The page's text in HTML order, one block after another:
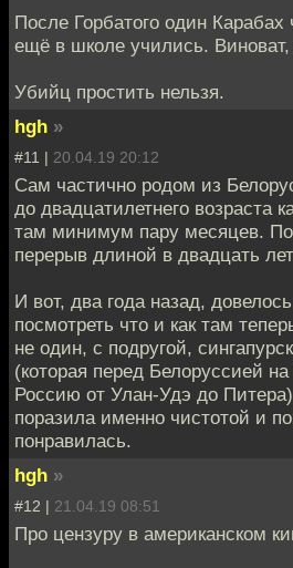
После Горбатого один Карабах
ещё в школе учились.
Убийц простить нельзя.
hgh »
#11 | 20.04.19 20:12
Сам частично родом из
до двадцатилетнего возраста
там минимум пару месяцев.
перерыв длиной в двадцать
И вот, два года назад,
посмотреть что и как там
не один, с подругой,
(которая перед Белоруссией
Россию от Улан-Удэ до
поразила именно чистотой и
понравилась.
hgh »
#12 | 21.04.19 08:51
Про цензуру в американском